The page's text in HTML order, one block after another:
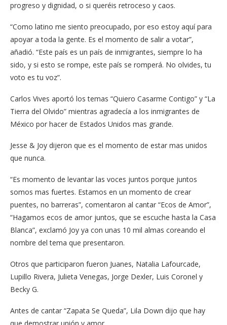
progreso y dignidad, o si queréis retroceso y caos.
“Como latino me siento preocupado, por eso estoy aquí para
apoyar a toda la gente. Es el momento de salir a votar”,
añadió. “Este país es un país de inmigrantes, siempre lo ha
sido, y si esto se rompe, este país se romperá. No olvides, tu
voto es tu voz”.
Carlos Vives aportó los temas “Quiero Casarme Contigo” y “La
Tierra del Olvido” mientras agradecía a los inmigrantes de
México por hacer de Estados Unidos mas grande.
Jesse & Joy dijeron que es el momento de estar mas unidos
que nunca.
“Es momento de levantar las voces juntos porque juntos
somos mas fuertes. Estamos en un momento de crear
puentes, no barreras”, comentaron al cantar “Ecos de Amor”,
“Hagamos ecos de amor juntos, que se escuche hasta la Casa
Blanca”, exclamó Joy ya con unas 10 mil almas coreando el
nombre del tema que presentaron.
Otros que participaron fueron Juanes, Natalia Lafourcade,
Lupillo Rivera, Julieta Venegas, Jorge Dexler, Luis Coronel y
Becky G.
Antes de cantar “Zapata Se Queda”, Lila Down dijo que hay